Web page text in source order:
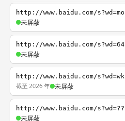
http://www.baidu.com/s?wd=mo
未屏蔽
http://www.baidu.com/s?wd=64
未屏蔽
http://www.baidu.com/s?wd=wk
截至 2026 年 未屏蔽
http://www.baidu.com/s?wd=??
未屏蔽